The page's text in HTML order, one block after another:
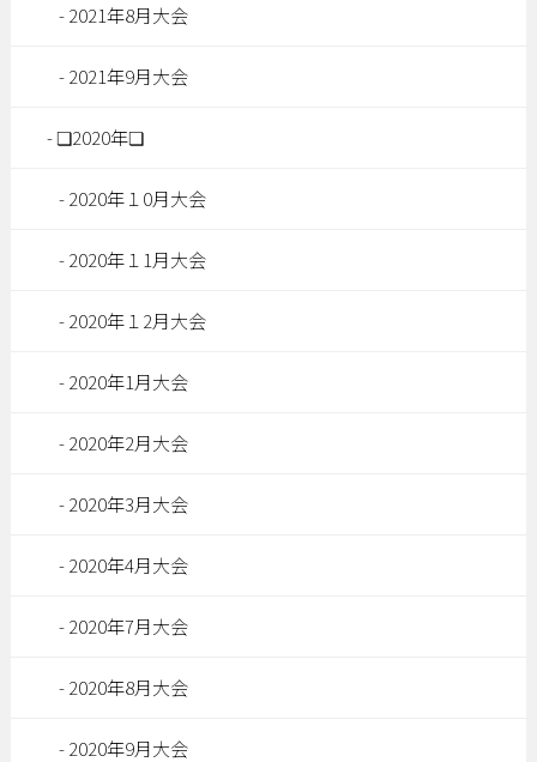
2021年8月大会
2021年9月大会
❏2020年❏
2020年１0月大会
2020年１1月大会
2020年１2月大会
2020年1月大会
2020年2月大会
2020年3月大会
2020年4月大会
2020年7月大会
2020年8月大会
2020年9月大会